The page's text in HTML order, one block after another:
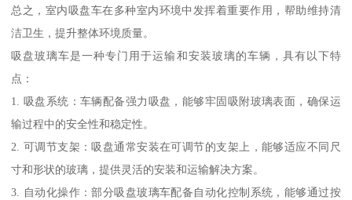
总之，室内吸盘车在多种室内环境中发挥着重要作用，帮助维持清
洁卫生，提升整体环境质量。
吸盘玻璃车是一种专门用于运输和安装玻璃的车辆，具有以下特
点：
1. 吸盘系统：车辆配备强力吸盘，能够牢固吸附玻璃表面，确保运
输过程中的安全性和稳定性。
2. 可调节支架：吸盘通常安装在可调节的支架上，能够适应不同尺
寸和形状的玻璃，提供灵活的安装和运输解决方案。
3. 自动化操作：部分吸盘玻璃车配备自动化控制系统，能够通过按